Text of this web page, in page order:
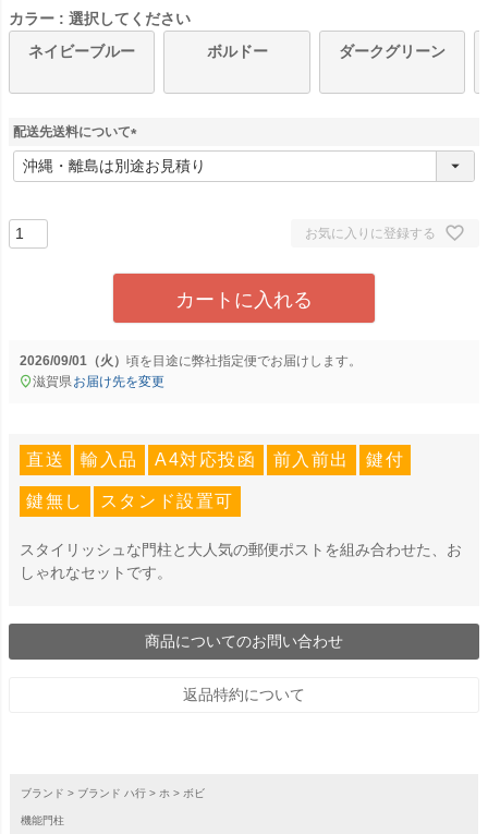
カラー
選択してください
ネイビーブルー
ボルドー ダークグリーン
配送先送料について
(
必
お気に入りに登録する
カートに入れる
2026/09/01（火） に弊社指定便でお届けします。
滋賀県お届け先を変更
直送 輸入品 A4対応投函 前入前出 鍵付
鍵無し スタンド設置可
スタイリッシュな門柱と大人気の郵便ポストを組み合わせた、お
しゃれなセットです。
商品についてのお問い合わせ
返品特約について
ブランド ブランド ハ行 ホ ボビ
機能門柱